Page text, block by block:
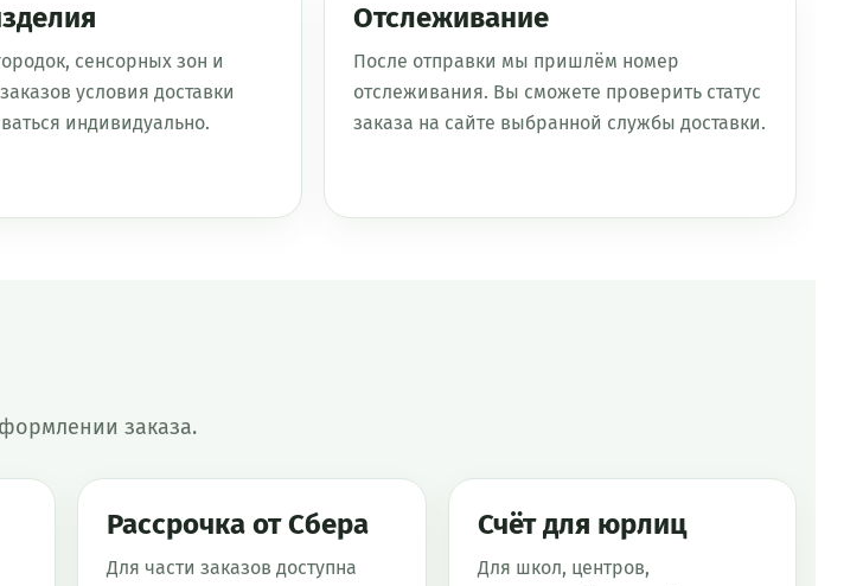
сенсорных зон и
условия доставки
индивидуально.
Отслеживание
После отправки мы пришлём номер
отслеживания. Вы сможете проверить статус
заказа на сайте выбранной службы доставки.
заказа.
Рассрочка от Сбера
Для части заказов доступна
Счёт для юрлиц
Для школ, центров,